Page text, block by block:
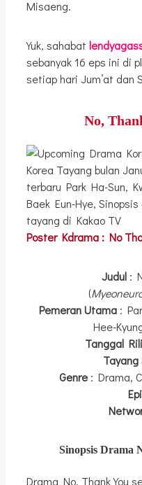
Misaeng.
Yuk, sahabat
sebanyak 16 eps ini di
setiap hari Jum’at dan
No,
Poster Kdrama : No
Judul:
(
Pemeran Utama :
Hee-
Tanggal
Genre : Drama,
Sinopsis Drama
Drama No, Thank You